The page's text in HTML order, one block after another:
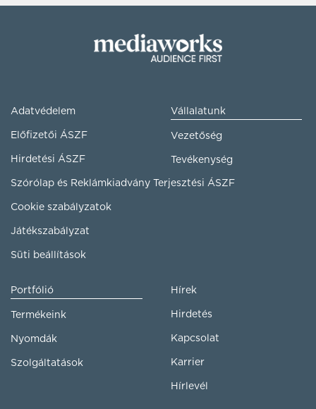
Adatvédelem
Előfizetői ÁSZF
Hirdetési ÁSZF
Szórólap és Reklámkiadvány Terjesztési ÁSZF
Cookie szabályzatok
Játékszabályzat
Süti beállítások
Vállalatunk
Vezetőség
Tevékenység
Portfólió
Termékeink
Nyomdák
Szolgáltatások
Hírek
Hirdetés
Kapcsolat
Karrier
Hírlevél